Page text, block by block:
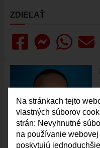
ZDIEĽAŤ
Na stránkach tejto
vlastných súborov
strán: Nevyhnutné
na používanie
poskytujú